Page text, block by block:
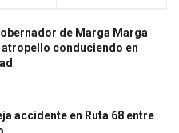
de Marga Marga
atropello conduciendo en
accidente en Ruta 68 entre